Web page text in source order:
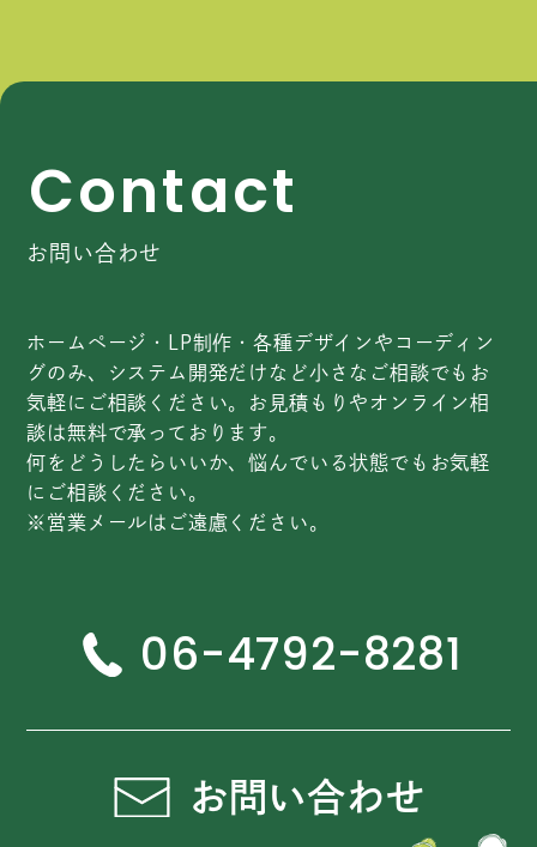
Contact
お問い合わせ
ホームページ・LP制作・各種デザインやコーディン
グのみ、システム開発だけなど小さなご相談でもお
気軽にご相談ください。お見積もりやオンライン相
談は無料で承っております。
何をどうしたらいいか、悩んでいる状態でもお気軽
にご相談ください。
※営業メールはご遠慮ください。
06-4792-8281
お問い合わせ